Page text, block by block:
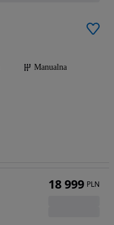
Manualna
18 999 PLN